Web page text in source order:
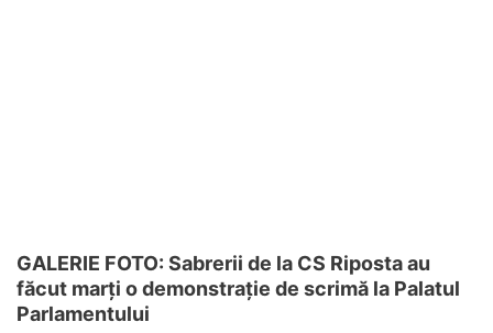
GALERIE FOTO: Sabrerii de la CS Riposta au
făcut marți o demonstrație de scrimă la Palatul
Parlamentului